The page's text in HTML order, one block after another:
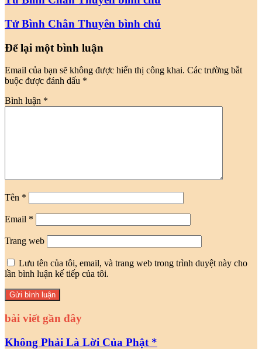
Tử Bình Chân Thuyên bình chú
Để lại một bình luận
Email của bạn sẽ không được hiển thị công khai. Các trường bắt
buộc được đánh dấu *
Bình luận *
Tên *
Email *
Trang web
Lưu tên của tôi, email, và trang web trong trình duyệt này cho
lần bình luận kế tiếp của tôi.
bài viết gần đây
Không Phải Là Lời Của Phật *